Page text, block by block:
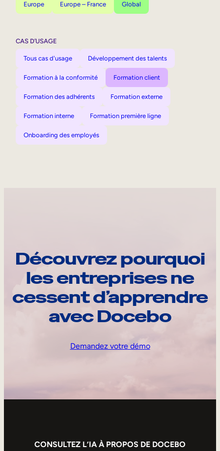
Europe Europe – France Global
CAS D’USAGE
Tous cas d'usage Développement des talents
Formation à la conformité Formation client
Formation des adhérents Formation externe
Formation interne Formation première ligne
Onboarding des employés
Découvrez pourquoi
les entreprises ne
cessent d’apprendre
avec Docebo
Demandez votre démo
CONSULTEZ L’IA À PROPOS DE DOCEBO